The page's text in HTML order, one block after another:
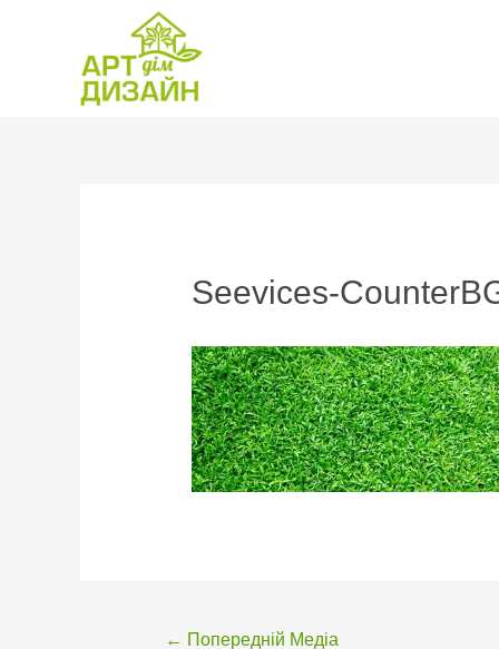
Seevices-
Навігація
← Попередній Медіа